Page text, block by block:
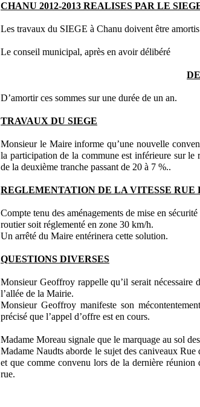
CHANU 2012-2013 REALISES PAR LE
Les travaux du SIEGE à Chanu doivent être
Le conseil municipal, après en avoir délibéré
D’amortir ces sommes sur une durée de un an.
TRAVAUX DU SIEGE
Monsieur le Maire informe qu’une nouvelle
la participation de la commune est inférieure sur
de la deuxième tranche passant de 20 à 7 %..
REGLEMENTATION DE LA VITESSE RUE
Compte tenu des aménagements de mise en
routier soit réglementé en zone 30 km/h.
Un arrêté du Maire entérinera cette solution.
QUESTIONS DIVERSES
Monsieur Geoffroy rappelle qu’il serait nécessaire
l’allée de la Mairie.
Monsieur Geoffroy manifeste son
précisé que l’appel d’offre est en cours.
Madame Moreau signale que le marquage au sol
Madame Naudts aborde le sujet des caniveaux
et que comme convenu lors de la dernière
rue.